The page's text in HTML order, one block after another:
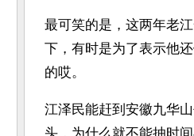
最可笑的是，这两年老
下，有时是为了表示他
的哎。
江泽民能赶到安徽九华